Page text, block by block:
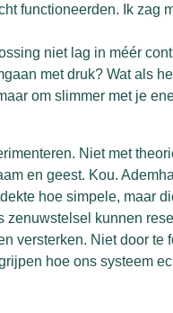
functioneerden. Ik zag
niet lag in méér
met druk? Wat als
om slimmer met je
Niet met
en geest. Kou.
hoe simpele, maar
zenuwstelsel kunnen
versterken. Niet door te
hoe ons systeem